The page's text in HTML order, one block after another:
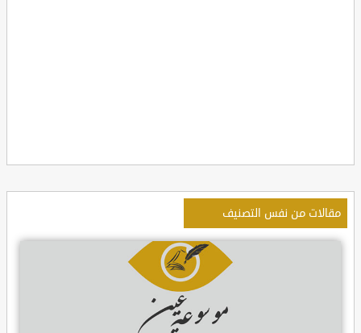
مقالات من نفس التصنيف